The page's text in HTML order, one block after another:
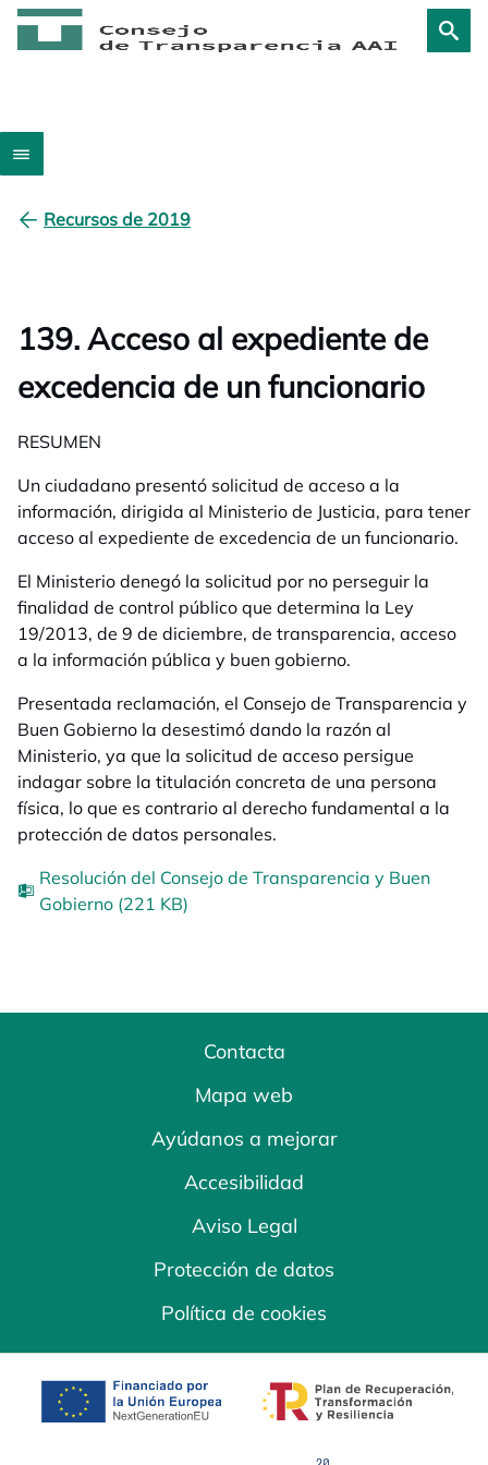
Recursos de 2019
139. Acceso al expediente de
excedencia de un funcionario
RESUMEN
Un ciudadano presentó solicitud de acceso a la
información, dirigida al Ministerio de Justicia, para tener
acceso al expediente de excedencia de un funcionario.
El Ministerio denegó la solicitud por no perseguir la
finalidad de control público que determina la Ley
19/2013, de 9 de diciembre, de transparencia, acceso
a la información pública y buen gobierno.
Presentada reclamación, el Consejo de Transparencia y
Buen Gobierno la desestimó dando la razón al
Ministerio, ya que la solicitud de acceso persigue
indagar sobre la titulación concreta de una persona
física, lo que es contrario al derecho fundamental a la
protección de datos personales.
Resolución del Consejo de Transparencia y Buen
Gobierno (221 KB)
Contacta
Mapa web
Ayúdanos a mejorar
Accesibilidad
Aviso Legal
Protección de datos
Política de cookies
se abre en una pestaña nuevase abre en una